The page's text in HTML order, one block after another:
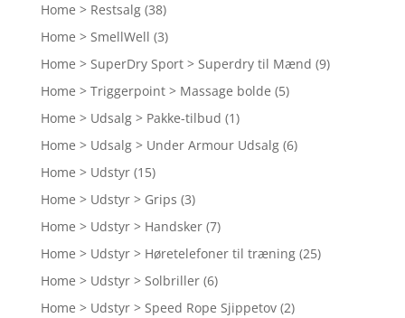
Home > Restsalg (38)
Home > SmellWell (3)
Home > SuperDry Sport > Superdry til Mænd (9)
Home > Triggerpoint > Massage bolde (5)
Home > Udsalg > Pakke-tilbud (1)
Home > Udsalg > Under Armour Udsalg (6)
Home > Udstyr (15)
Home > Udstyr > Grips (3)
Home > Udstyr > Handsker (7)
Home > Udstyr > Høretelefoner til træning (25)
Home > Udstyr > Solbriller (6)
Home > Udstyr > Speed Rope Sjippetov (2)